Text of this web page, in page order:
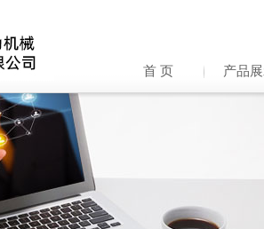
首 页 产品